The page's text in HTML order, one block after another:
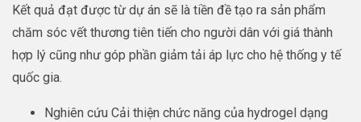
Kết quả đạt được từ dự án sẽ là tiền đề tạo ra sản phẩm
chăm sóc vết thương tiên tiến cho người dân với giá thành
hợp lý cũng như góp phần giảm tải áp lực cho hệ thống y tế
quốc gia.
Nghiên cứu Cải thiện chức năng của hydrogel dạng